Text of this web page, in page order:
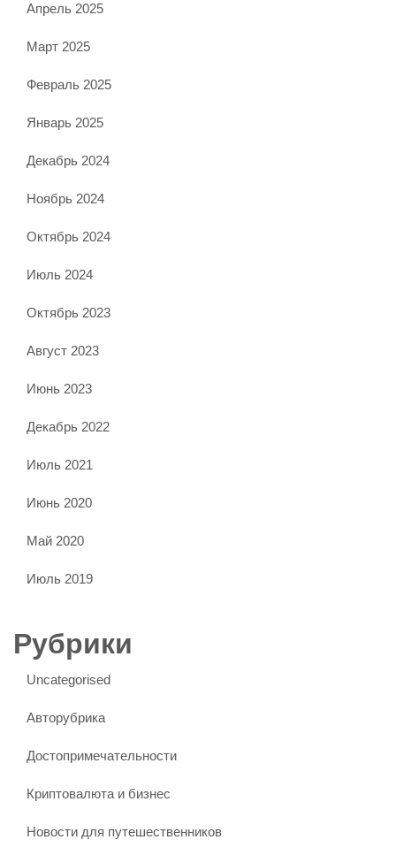
Апрель 2025
Март 2025
Февраль 2025
Январь 2025
Декабрь 2024
Ноябрь 2024
Октябрь 2024
Июль 2024
Октябрь 2023
Август 2023
Июнь 2023
Декабрь 2022
Июль 2021
Июнь 2020
Май 2020
Июль 2019
Рубрики
Uncategorised
Авторубрика
Достопримечательности
Криптовалюта и бизнес
Новости для путешественников